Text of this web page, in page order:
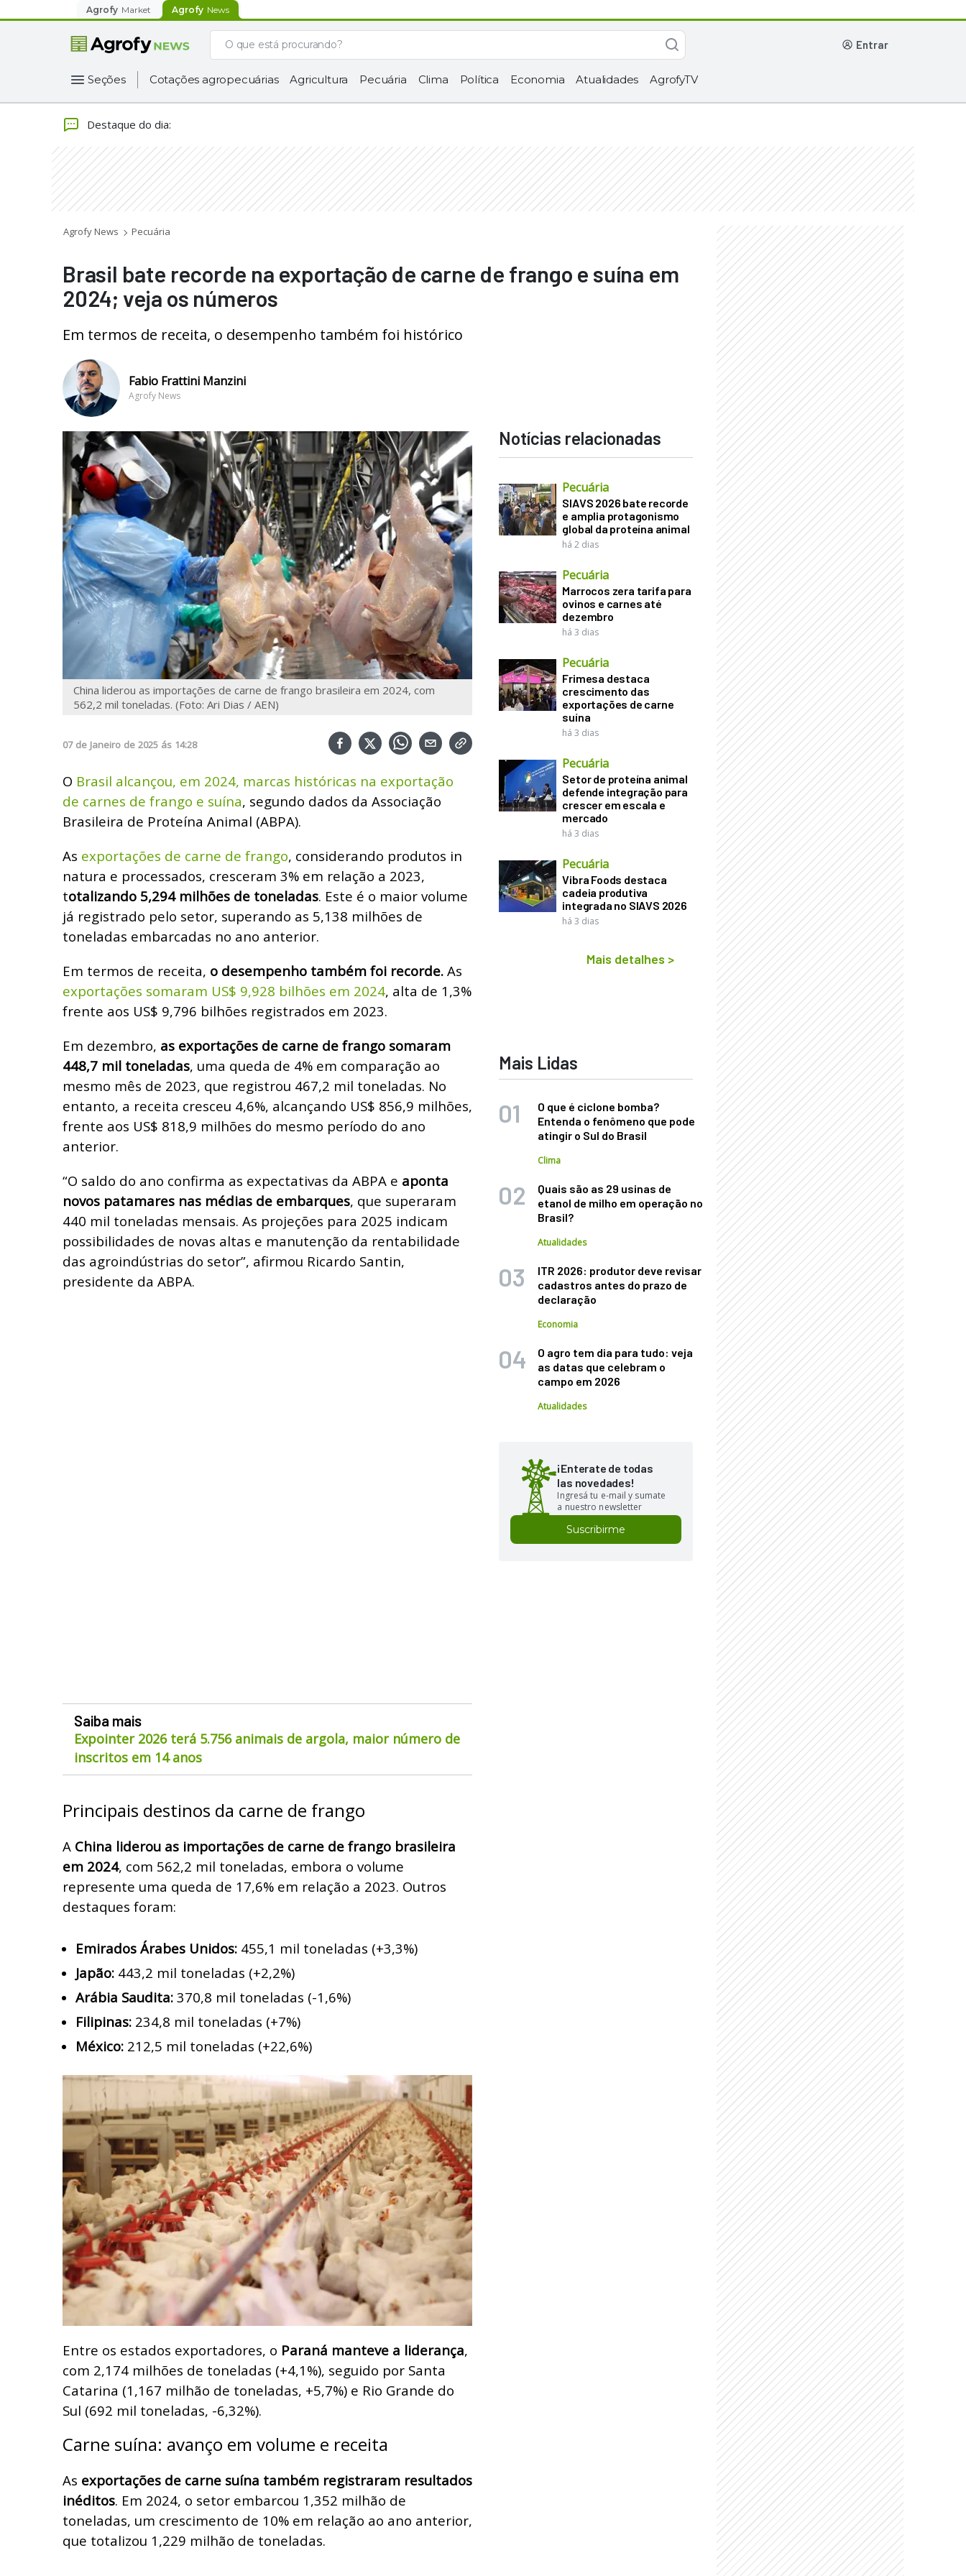
Agrofy Market Agrofy News
entrar
Seções Cotações agropecuárias Agricultura Pecuária Clima Política Economia Atualidades AgrofyTV
Destaque do dia:
Agrofy News Pecuária
Brasil bate recorde na exportação de carne de frango e suína em
2024; veja os números
Em termos de receita, o desempenho também foi histórico
Fabio Frattini Manzini
Agrofy News
China liderou as importações de carne de frango brasileira em 2024, com
562,2 mil toneladas. (Foto: Ari Dias / AEN)
07 de Janeiro de 2025 ás 14:28
O Brasil alcançou, em 2024, marcas históricas na exportação
de carnes de frango e suína, segundo dados da Associação
Brasileira de Proteína Animal (ABPA).
As exportações de carne de frango, considerando produtos in
natura e processados, cresceram 3% em relação a 2023,
totalizando 5,294 milhões de toneladas. Este é o maior volume
já registrado pelo setor, superando as 5,138 milhões de
toneladas embarcadas no ano anterior.
Em termos de receita, o desempenho também foi recorde. As
exportações somaram US$ 9,928 bilhões em 2024, alta de 1,3%
frente aos US$ 9,796 bilhões registrados em 2023.
Em dezembro, as exportações de carne de frango somaram
448,7 mil toneladas, uma queda de 4% em comparação ao
mesmo mês de 2023, que registrou 467,2 mil toneladas. No
entanto, a receita cresceu 4,6%, alcançando US$ 856,9 milhões,
frente aos US$ 818,9 milhões do mesmo período do ano
anterior.
“O saldo do ano confirma as expectativas da ABPA e aponta
novos patamares nas médias de embarques, que superaram
440 mil toneladas mensais. As projeções para 2025 indicam
possibilidades de novas altas e manutenção da rentabilidade
das agroindústrias do setor”, afirmou Ricardo Santin,
presidente da ABPA.
Saiba mais
Expointer 2026 terá 5.756 animais de argola, maior número de
inscritos em 14 anos
Principais destinos da carne de frango
A China liderou as importações de carne de frango brasileira
em 2024, com 562,2 mil toneladas, embora o volume
represente uma queda de 17,6% em relação a 2023. Outros
destaques foram:
Emirados Árabes Unidos: 455,1 mil toneladas (+3,3%)
Japão: 443,2 mil toneladas (+2,2%)
Arábia Saudita: 370,8 mil toneladas (-1,6%)
Filipinas: 234,8 mil toneladas (+7%)
México: 212,5 mil toneladas (+22,6%)
Entre os estados exportadores, o Paraná manteve a liderança,
com 2,174 milhões de toneladas (+4,1%), seguido por Santa
Catarina (1,167 milhão de toneladas, +5,7%) e Rio Grande do
Sul (692 mil toneladas, -6,32%).
Carne suína: avanço em volume e receita
As exportações de carne suína também registraram resultados
inéditos. Em 2024, o setor embarcou 1,352 milhão de
toneladas, um crescimento de 10% em relação ao ano anterior,
que totalizou 1,229 milhão de toneladas.
Notícias relacionadas
Pecuária
SIAVS 2026 bate recorde
e amplia protagonismo
global da proteína animal
há 2 dias
Pecuária
Marrocos zera tarifa para
ovinos e carnes até
dezembro
há 3 dias
Pecuária
Frimesa destaca
crescimento das
exportações de carne
suína
há 3 dias
Pecuária
Setor de proteína animal
defende integração para
crescer em escala e
mercado
há 3 dias
Pecuária
Vibra Foods destaca
cadeia produtiva
integrada no SIAVS 2026
há 3 dias
Mais detalhes >
Mais Lidas
O que é ciclone bomba?
Entenda o fenômeno que pode
atingir o Sul do Brasil
Clima
Quais são as 29 usinas de
etanol de milho em operação no
Brasil?
Atualidades
ITR 2026: produtor deve revisar
cadastros antes do prazo de
declaração
Economia
O agro tem dia para tudo: veja
as datas que celebram o
campo em 2026
Atualidades
¡Enterate de todas
las novedades!
Ingresá tu e-mail y sumate
a nuestro newsletter
Suscribirme